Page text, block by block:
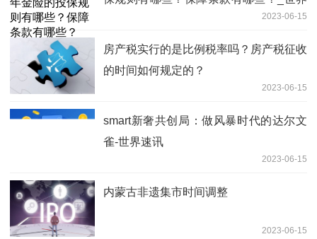
2023-06-15
房产税实行的是比例税率吗？房产税征收
的时间如何规定的？
2023-06-15
smart新奢共创局：做风暴时代的达尔文
雀-世界速讯
2023-06-15
内蒙古非遗集市时间调整
2023-06-15